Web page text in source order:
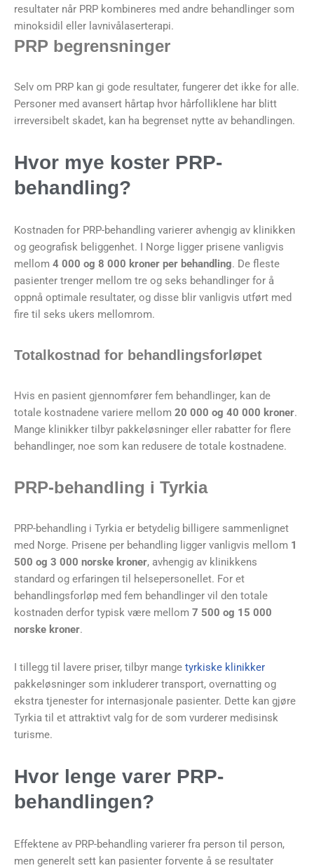
resultater når PRP kombineres med andre behandlinger som
minoksidil eller lavnivålaserterapi.
PRP begrensninger
Selv om PRP kan gi gode resultater, fungerer det ikke for alle.
Personer med avansert hårtap hvor hårfolliklene har blitt
irreversibelt skadet, kan ha begrenset nytte av behandlingen.
Hvor mye koster PRP-
behandling?
Kostnaden for PRP-behandling varierer avhengig av klinikken
og geografisk beliggenhet. I Norge ligger prisene vanligvis
mellom 4 000 og 8 000 kroner per behandling. De fleste
pasienter trenger mellom tre og seks behandlinger for å
oppnå optimale resultater, og disse blir vanligvis utført med
fire til seks ukers mellomrom.
Totalkostnad for behandlingsforløpet
Hvis en pasient gjennomfører fem behandlinger, kan de
totale kostnadene variere mellom 20 000 og 40 000 kroner.
Mange klinikker tilbyr pakkeløsninger eller rabatter for flere
behandlinger, noe som kan redusere de totale kostnadene.
PRP-behandling i Tyrkia
PRP-behandling i Tyrkia er betydelig billigere sammenlignet
med Norge. Prisene per behandling ligger vanligvis mellom 1
500 og 3 000 norske kroner, avhengig av klinikkens
standard og erfaringen til helsepersonellet. For et
behandlingsforløp med fem behandlinger vil den totale
kostnaden derfor typisk være mellom 7 500 og 15 000
norske kroner.
I tillegg til lavere priser, tilbyr mange tyrkiske klinikker
pakkeløsninger som inkluderer transport, overnatting og
ekstra tjenester for internasjonale pasienter. Dette kan gjøre
Tyrkia til et attraktivt valg for de som vurderer medisinsk
turisme.
Hvor lenge varer PRP-
behandlingen?
Effektene av PRP-behandling varierer fra person til person,
men generelt sett kan pasienter forvente å se resultater